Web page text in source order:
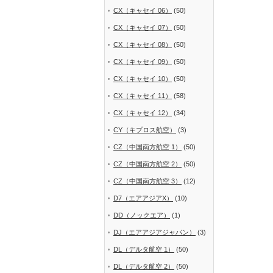
CX（キャセイ 06） (50)
CX（キャセイ 07） (50)
CX（キャセイ 08） (50)
CX（キャセイ 09） (50)
CX（キャセイ 10） (50)
CX（キャセイ 11） (58)
CX（キャセイ 12） (34)
CY（キプロス航空） (3)
CZ（中国南方航空 1） (50)
CZ（中国南方航空 2） (50)
CZ（中国南方航空 3） (12)
D7（エアアジアX） (10)
DD（ノックエア） (1)
DJ（エアアジアジャパン） (3)
DL（デルタ航空 1） (50)
DL（デルタ航空 2） (50)